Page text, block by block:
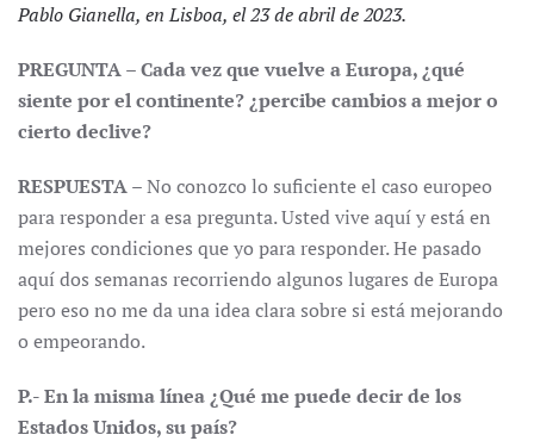
Pablo Gianella, en Lisboa, el 23 de abril de 2023.
PREGUNTA – Cada vez que vuelve a Europa, ¿qué
siente por el continente? ¿percibe cambios a mejor o
cierto declive?
RESPUESTA –No conozco lo suficiente el caso europeo
para responder a esa pregunta. Usted vive aquí y está en
mejores condiciones que yo para responder. He pasado
aquí dos semanas recorriendo algunos lugares de Europa
pero eso no me da una idea clara sobre si está mejorando
o empeorando.
P.- En la misma línea ¿Qué me puede decir de los
Estados Unidos, su país?